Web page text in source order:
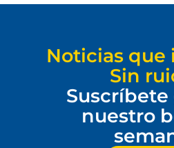
Noticias que
Sin
Suscríbete
nuestro